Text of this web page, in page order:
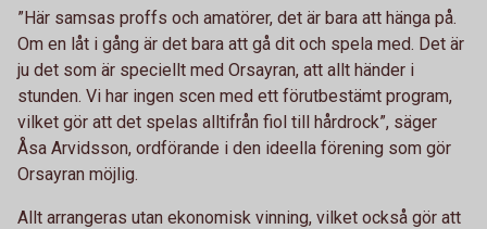
”Här samsas proffs och amatörer, det är bara att hänga på.
Om en låt i gång är det bara att gå dit och spela med. Det är
ju det som är speciellt med Orsayran, att allt händer i
stunden. Vi har ingen scen med ett förutbestämt program,
vilket gör att det spelas alltifrån fiol till hårdrock”, säger
Åsa Arvidsson, ordförande i den ideella förening som gör
Orsayran möjlig.
Allt arrangeras utan ekonomisk vinning, vilket också gör att